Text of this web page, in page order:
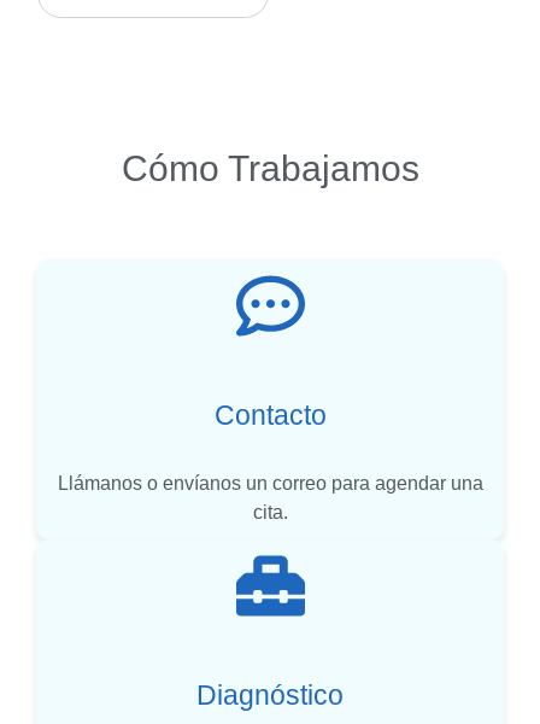
Cómo Trabajamos
Contacto
Llámanos o envíanos un correo para agendar una
cita.
Diagnóstico